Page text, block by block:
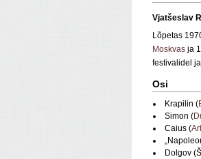
Vjatšeslav
Lõpetas
Moskvas ja
festivalidel
Osi
Krapilin (
Simon (
Caius (
Dolgov